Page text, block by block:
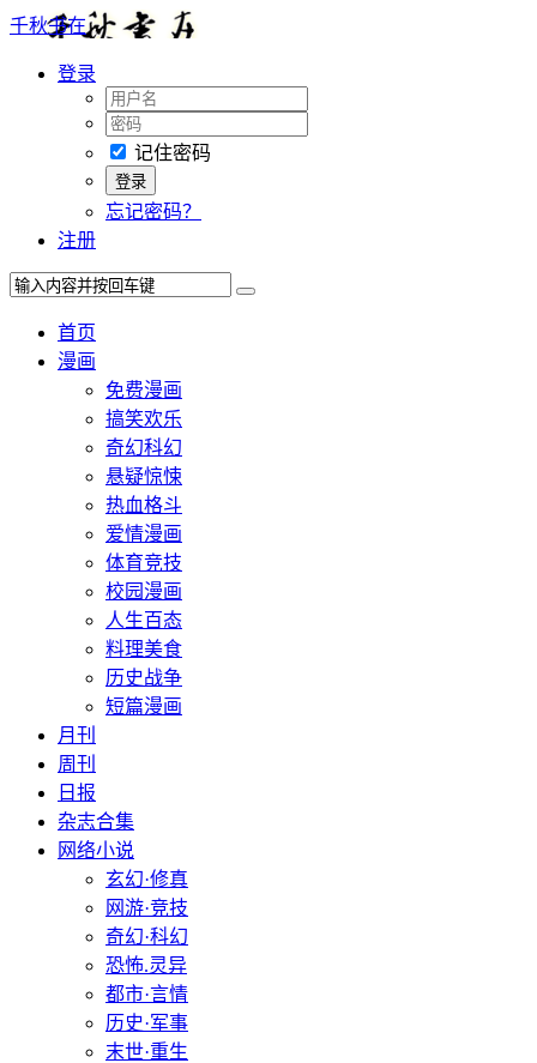
千秋书在
登录
记住密码
忘记密码？
注册
首页
漫画
免费漫画
搞笑欢乐
奇幻科幻
悬疑惊悚
热血格斗
爱情漫画
体育竞技
校园漫画
人生百态
料理美食
历史战争
短篇漫画
月刊
周刊
日报
杂志合集
网络小说
玄幻·修真
网游·竞技
奇幻·科幻
恐怖.灵异
都市·言情
历史·军事
末世·重生